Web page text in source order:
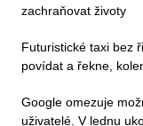
zachraňovat životy
Futuristické taxi bez
povídat a řekne,
Google omezuje
uživatelé. V lednu